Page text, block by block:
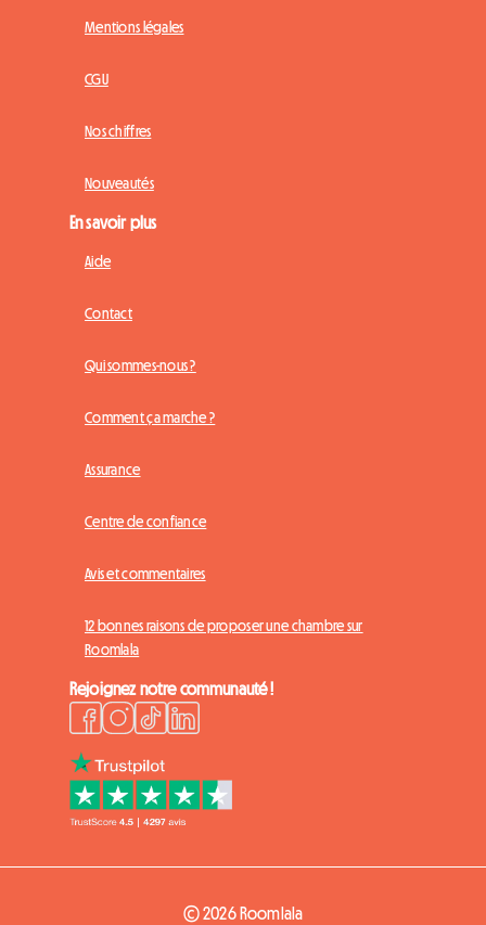
Mentions légales
CGU
Nos chiffres
Nouveautés
En savoir plus
Aide
Contact
Qui sommes-nous ?
Comment ça marche ?
Assurance
Centre de confiance
Avis et commentaires
12 bonnes raisons de proposer une chambre sur
Roomlala
Rejoignez notre communauté !
© 2026 Roomlala